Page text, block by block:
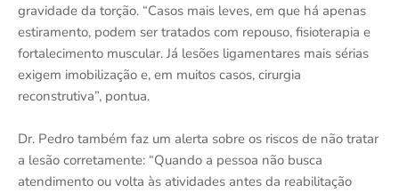
gravidade da torção. “Casos mais leves, em que há apenas
estiramento, podem ser tratados com repouso, fisioterapia e
fortalecimento muscular. Já lesões ligamentares mais sérias
exigem imobilização e, em muitos casos, cirurgia
reconstrutiva”, pontua.
Dr. Pedro também faz um alerta sobre os riscos de não tratar
a lesão corretamente: “Quando a pessoa não busca
atendimento ou volta às atividades antes da reabilitação